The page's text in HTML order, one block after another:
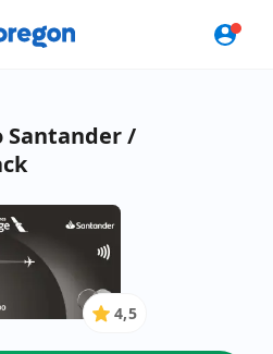
Santander /
4.5
de
4,5